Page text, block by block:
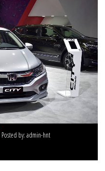
Posted by: admin-hnt